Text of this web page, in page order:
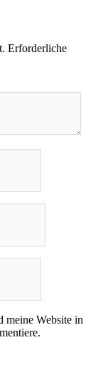
Erforderliche
meine Website in